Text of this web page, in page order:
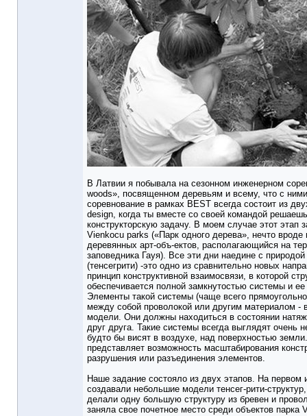
В Латвии я побывала на сезонном инженерном
woods», посвященном деревьям и всему, что с
соревнование в рамках BEST всегда состоит из
design, когда ты вместе со своей командой
конструкторскую задачу. В моем случае этот этап
Vienkocu parks («Парк одного дерева», нечто вроде
деревянных арт-объ-ектов, располагающийся на
заповедника Гауя). Все эти дни наедине с
(тенсегрити) -это одно из сравнительно новых
принцип конструктивной взаимосвязи, в которой
обеспечивается полной замкнутостью системы и
Элементы такой системы (чаще всего
между собой проволокой или другим материалом -
модели. Они должны находиться в состоянии
друг друга. Такие системы всегда выглядят очень
будто бы висят в воздухе, над поверхностью
представляет возможность масштабирования
разрушения или разъединения элементов.
Наше задание состояло из двух этапов. На первом
создавали небольшие модели тенсег-рити-
делали одну большую структуру из бревен и
заняла свое почетное место среди объектов парка